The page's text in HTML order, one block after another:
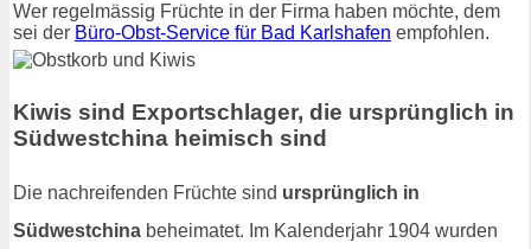
Wer regelmässig Früchte in der Firma haben möchte, dem
sei der Büro-Obst-Service für Bad Karlshafen empfohlen.
Kiwis sind Exportschlager, die ursprünglich in
Südwestchina heimisch sind
Die nachreifenden Früchte sind ursprünglich in
Südwestchina beheimatet. Im Kalenderjahr 1904 wurden